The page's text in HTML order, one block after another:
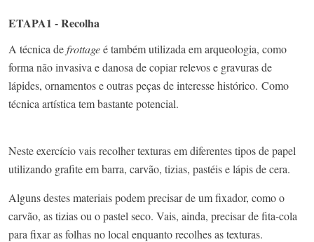
ETAPA1 - Recolha
A técnica defrottageé também utilizada em arqueologia, como
forma não invasiva e danosa de copiar relevos e gravuras de
lápides, ornamentos e outras peças de interesse histórico. Como
técnica artística tem bastante potencial.
Neste exercício vais recolher texturas em diferentes tipos de papel
utilizando grafite em barra, carvão, tizias, pastéis e lápis de cera.
Alguns destes materiais podem precisar de um fixador, como o
carvão, as tizias ou o pastel seco. Vais, ainda, precisar de fita-cola
para fixar as folhas no local enquanto recolhes as texturas.